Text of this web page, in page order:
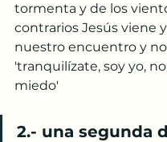
tormenta y de los
contrarios Jesús viene
nuestro encuentro y
'tranquilízate, soy yo,
miedo'
2.- una segunda